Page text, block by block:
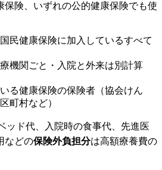
保険、いずれの公的健康保険でも使
民健康保険に加入しているすべて
機関ごと・入院と外来は別計算
る健康保険の保険者（協会けん
町村など）
ッド代、入院時の食事代、先進医
などの保険外負担分は高額療養費の